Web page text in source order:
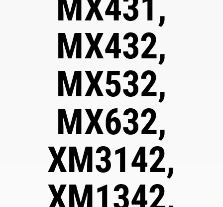
MX432,
MX532,
MX632,
XM3142,
XM1342,